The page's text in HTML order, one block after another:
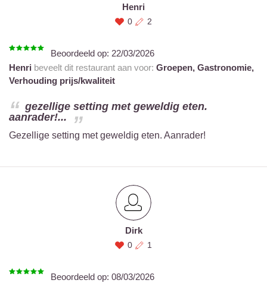
Henri
0 2
Beoordeeld op: 22/03/2026
Henri beveelt dit restaurant aan voor: Groepen, Gastronomie,
Verhouding prijs/kwaliteit
gezellige setting met geweldig eten.
aanrader!...
Gezellige setting met geweldig eten. Aanrader!
Dirk
0 1
Beoordeeld op: 08/03/2026